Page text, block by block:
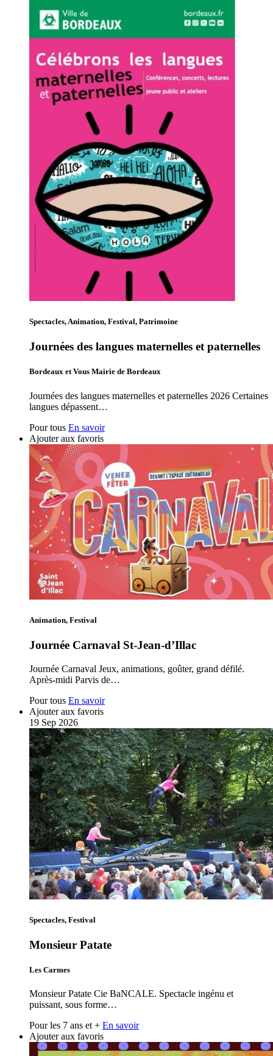
Spectacles, Animation, Festival, Patrimoine
Journées des langues maternelles et paternelles
Bordeaux et Vous Mairie de Bordeaux
Journées des langues maternelles et paternelles 2026 Certaines
langues dépassent…
Pour tous En savoir
Ajouter aux favoris
Animation, Festival
Journée Carnaval St-Jean-d’Illac
Journée Carnaval Jeux, animations, goûter, grand défilé.
Après-midi Parvis de…
Pour tous En savoir
Ajouter aux favoris
19 Sep 2026
Spectacles, Festival
Monsieur Patate
Les Carmes
Monsieur Patate Cie BaNCALE. Spectacle ingénu et
puissant, sous forme…
Pour les 7 ans et + En savoir
Ajouter aux favoris